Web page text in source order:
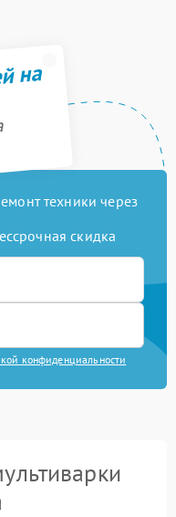
на
техники через
скидка
конфиденциальности